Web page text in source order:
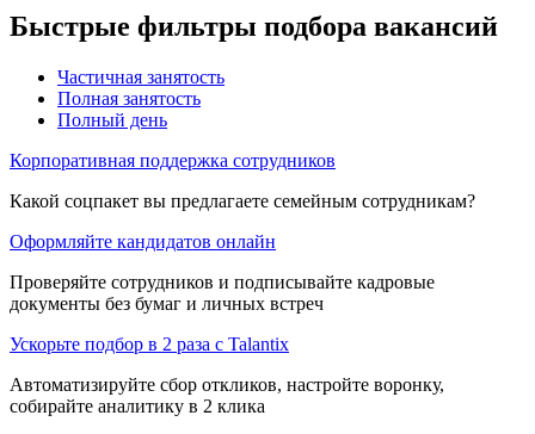
Быстрые фильтры подбора вакансий
Частичная занятость
Полная занятость
Полный день
Корпоративная поддержка сотрудников
Какой соцпакет вы предлагаете семейным сотрудникам?
Оформляйте кандидатов онлайн
Проверяйте сотрудников и подписывайте кадровые
документы без бумаг и личных встреч
Ускорьте подбор в 2 раза с Talantix
Автоматизируйте сбор откликов, настройте воронку,
собирайте аналитику в 2 клика